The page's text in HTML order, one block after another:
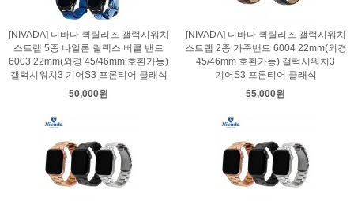
[NIVADA] 니바다 퀵릴리즈 갤럭시워치
스트랩 5종 나일론 릴렉스 버클 밴드
6003 22mm(외경 45/46mm 호환가능)
갤럭시워치3 기어S3 프론티어 클래식
50,000원
[NIVADA] 니바다 퀵릴리즈 갤럭시워치
스트랩 2종 가죽밴드 6004 22mm(외경
45/46mm 호환가능) 갤럭시워치3
기어S3 프론티어 클래식
55,000원